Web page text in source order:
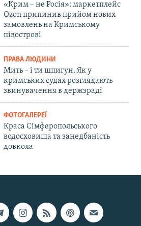
«Крим – не Росія»: маркетплейс
Ozon припинив прийом нових
замовлень на Кримському
півострові
ПРАВА ЛЮДИНИ
Мить – і ти шпигун. Як у
кримських судах розглядають
звинувачення в держзраді
ФОТОГАЛЕРЕЇ
Краса Сімферопольського
водосховища та занедбаність
довкола